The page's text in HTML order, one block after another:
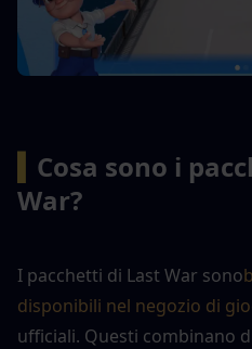
Cosa sono i
War?
I pacchetti di Last War sono
disponibili nel negozio di
ufficiali. Questi combinano